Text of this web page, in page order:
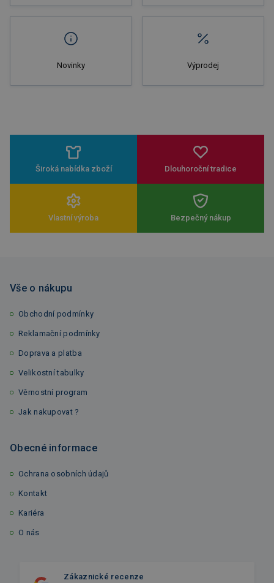
Novinky Výprodej
Široká nabídka zboží Dlouhoroční tradice
Vlastní výroba Bezpečný nákup
Vše o nákupu
Obchodní podmínky
Reklamační podmínky
Doprava a platba
Velikostní tabulky
Věrnostní program
Jak nakupovat ?
Obecné informace
Ochrana osobních údajů
Kontakt
Kariéra
O nás
Zákaznické recenze